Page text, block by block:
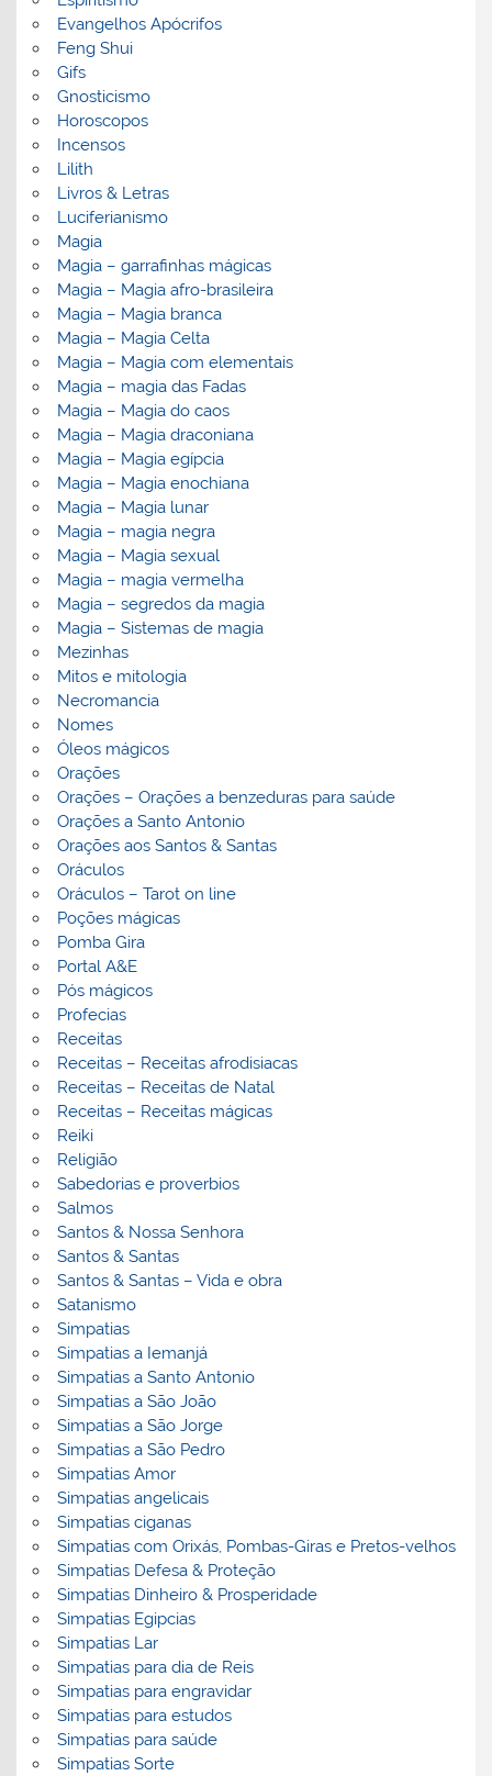
Evangelhos Apócrifos
Feng Shui
Gifs
Gnosticismo
Horoscopos
Incensos
Lilith
Livros & Letras
Luciferianismo
Magia
Magia – garrafinhas mágicas
Magia – Magia afro-brasileira
Magia – Magia branca
Magia – Magia Celta
Magia – Magia com elementais
Magia – magia das Fadas
Magia – Magia do caos
Magia – Magia draconiana
Magia – Magia egípcia
Magia – Magia enochiana
Magia – Magia lunar
Magia – magia negra
Magia – Magia sexual
Magia – magia vermelha
Magia – segredos da magia
Magia – Sistemas de magia
Mezinhas
Mitos e mitologia
Necromancia
Nomes
Óleos mágicos
Orações
Orações – Orações a benzeduras para saúde
Orações a Santo Antonio
Orações aos Santos & Santas
Oráculos
Oráculos – Tarot on line
Poções mágicas
Pomba Gira
Portal A&E
Pós mágicos
Profecias
Receitas
Receitas – Receitas afrodisiacas
Receitas – Receitas de Natal
Receitas – Receitas mágicas
Reiki
Religião
Sabedorias e proverbios
Salmos
Santos & Nossa Senhora
Santos & Santas
Santos & Santas – Vida e obra
Satanismo
Simpatias
Simpatias a Iemanjá
Simpatias a Santo Antonio
Simpatias a São João
Simpatias a São Jorge
Simpatias a São Pedro
Simpatias Amor
Simpatias angelicais
Simpatias ciganas
Simpatias com Orixás, Pombas-Giras e Pretos-velhos
Simpatias Defesa & Proteção
Simpatias Dinheiro & Prosperidade
Simpatias Egipcias
Simpatias Lar
Simpatias para dia de Reis
Simpatias para engravidar
Simpatias para estudos
Simpatias para saúde
Simpatias Sorte